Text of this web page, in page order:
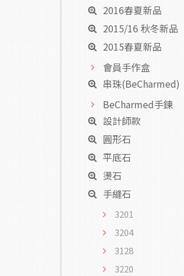
2016春夏新品
2015/16 秋冬新品
2015春夏新品
會員手作盒
串珠(BeCharmed)
BeCharmed手鍊
設計師款
圓形石
平底石
燙石
手縫石
3201
3204
3128
3220